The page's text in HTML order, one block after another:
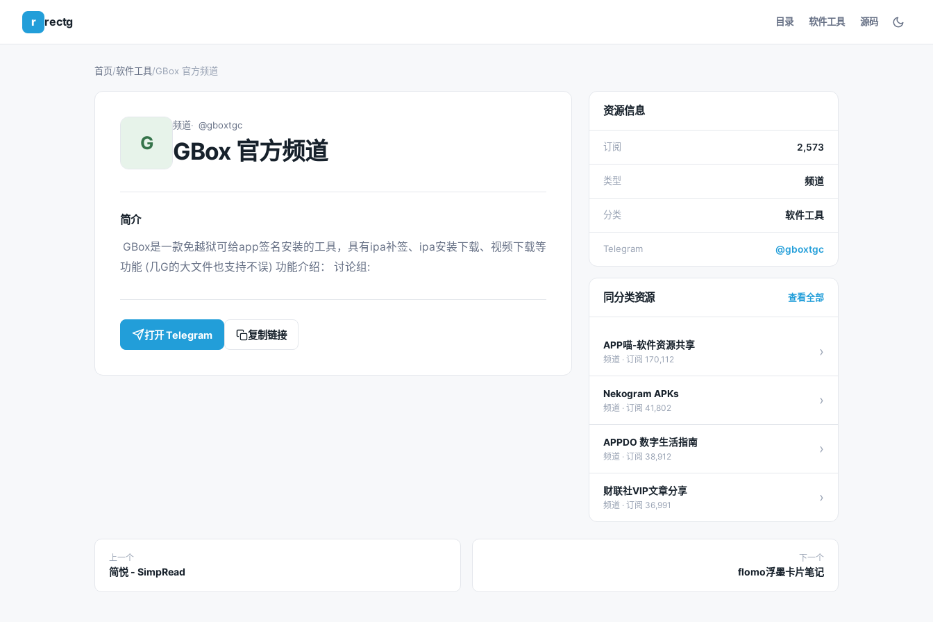
r rectg 目录 软件工具 源码
首页/软件工具/GBox 官方频道
G
频道 @gboxtgc
GBox 官方频道
简介
功能 (几G的大文件也支持不误) 功能介绍： 讨论组:
打开 Telegram 复制链接
资源信息
订阅 2,573
类型 频道
分类 软件工具
Telegram @gboxtgc
同分类资源 查看全部
APP喵-软件资源共享
频道 · 订阅 170,112 ›
Nekogram APKs
频道 · 订阅 41,802 ›
APPDO 数字生活指南
频道 · 订阅 38,912 ›
财联社VIP文章分享
频道 · 订阅 36,991 ›
上一个
简悦 - SimpRead
下一个
flomo浮墨卡片笔记